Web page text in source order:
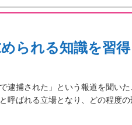
られる知識を習得
逮捕された」という報道を聞い
呼ばれる立場となり、どの程度の